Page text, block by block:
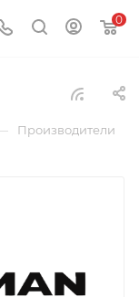
0
Производители